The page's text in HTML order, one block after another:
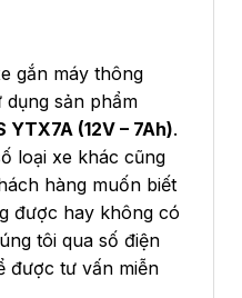
gắn máy thông
sản phẩm
YTX7A (12V – 7Ah).
loại xe khác cũng
hàng muốn biết
được hay không có
tôi qua số điện
được tư vấn miễn